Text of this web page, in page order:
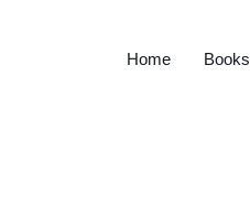
Home Books